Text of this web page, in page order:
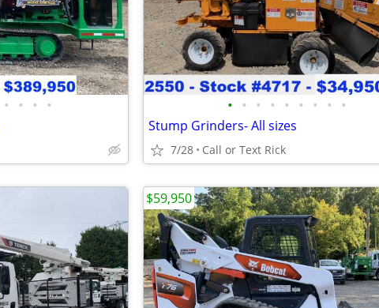
• • • • • • • • • • • • •
Stump Grinders- All sizes
7/28 Call or Text Rick
$59,950